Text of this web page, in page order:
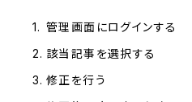
管理画面にログインする
該当記事を選択する
修正を行う